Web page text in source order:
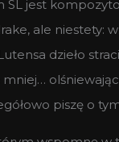
SL jest
ale niestety:
dzieło
mniej…
piszę o